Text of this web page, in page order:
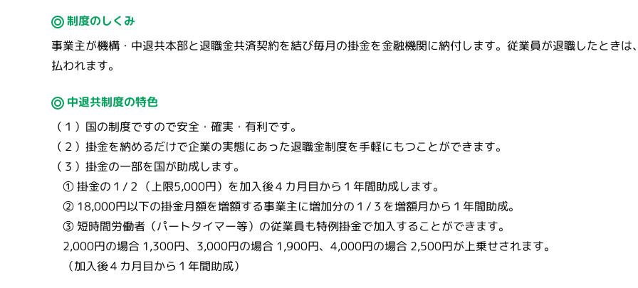
制度のしくみ
事業主が機構・中退共本部と退職金共済契約を結び毎月の掛金を金融機関に納付します。従業員が退職したとき
払われます。
中退共制度の特色
（１）国の制度ですので安全・確実・有利です。
（２）掛金を納めるだけで企業の実態にあった退職金制度を手軽にもつことができます。
（３）掛金の一部を国が助成します。
① 掛金の１/２（上限5,000円）を加入後４カ月目から１年間助成します。
② 18,000円以下の掛金月額を増額する事業主に増加分の１/３を増額月から１年間助成。
③ 短時間労働者（パートタイマー等）の従業員も特例掛金で加入することができます。
2,000円の場合 1,300円、3,000円の場合 1,900円、4,000円の場合 2,500円が上乗せされます。
（加入後４カ月目から１年間助成）